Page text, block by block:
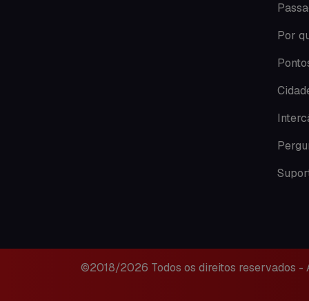
Por
©2018/2026 Todos os direitos reservados -